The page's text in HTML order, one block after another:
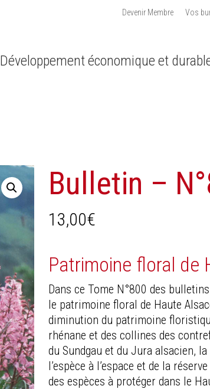
Devenir Membre Vos
Développement économique et
Bulletin –
13,00€
Patrimoine floral de
Dans ce Tome N°800 des
le patrimoine floral de Haute
diminution du patrimoine
rhénane et des collines des
du Sundgau et du Jura alsacien,
l’espèce à l’espace et de la
des espèces à protéger dans le